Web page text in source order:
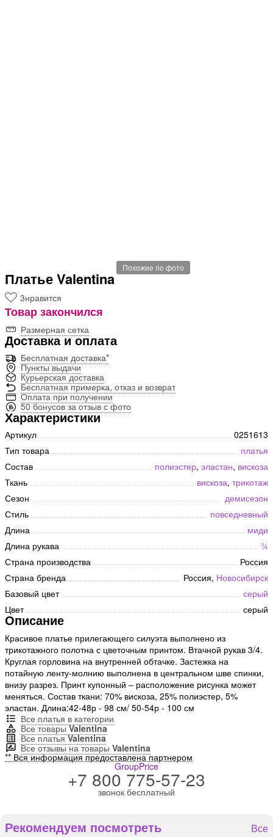
Похожие по фото
Платье Valentina
3нравится
Товар закончился
Размерная сетка
Доставка и оплата
Бесплатная доставка*
Пункты выдачи
Курьерская доставка
Бесплатная примерка, отказ и возврат
Оплата при получении
50 бонусов за отзыв с фото
Характеристики
Артикул
0251613
Тип товара
платья
Состав
полиэстер, эластан, вискоза
Ткань
вискоза, трикотаж
Сезон
демисезон
Стиль
повседневный
Длина
миди
Длина рукава
¾
Страна производства
Россия
Страна бренда
Россия, Новосибирск
Базовый цвет
серый
Цвет
серый
Описание
Красивое платье прилегающего силуэта выполнено из
трикотажного полотна с цветочным принтом. Втачной рукав 3/4.
Круглая горловина на внутренней обтачке. Застежка на
потайную ленту-молнию выполнена в центральном шве спинки,
внизу разрез. Принт купонный – расположение рисунка может
меняться. Состав ткани: 70% вискоза, 25% полиэстер, 5%
эластан. Длина:42-48р - 98 см/ 50-54р - 100 см
Все платья в категории
Все товарыValentina
Все платьяValentina
Все отзывы на товары Valentina
** Вся информация предоставлена партнером
GroupPrice
+7 800 775-57-23
звонок бесплатный
Рекомендуем посмотреть Все